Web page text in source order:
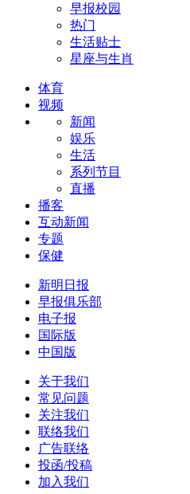
早报校园
热门
生活贴士
星座与生肖
体育
视频
新闻
娱乐
生活
系列节目
直播
播客
互动新闻
专题
保健
新明日报
早报俱乐部
电子报
国际版
中国版
关于我们
常见问题
关注我们
联络我们
广告联络
投函/投稿
加入我们